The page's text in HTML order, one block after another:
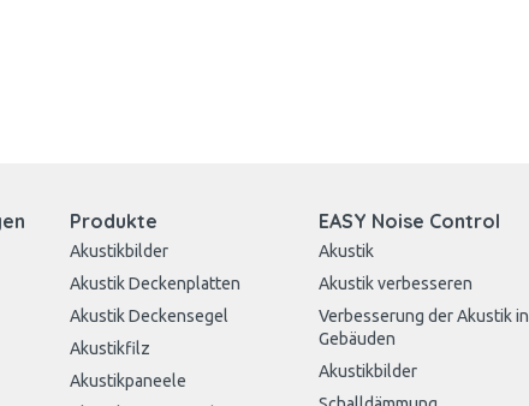
Produkte
Akustikbilder
Akustik Deckenplatten
Akustik Deckensegel
Akustikfilz
Akustikpaneele
EASY Noise Control
Akustik
Akustik verbesseren
Verbesserung der Akustik in
Gebäuden
Akustikbilder